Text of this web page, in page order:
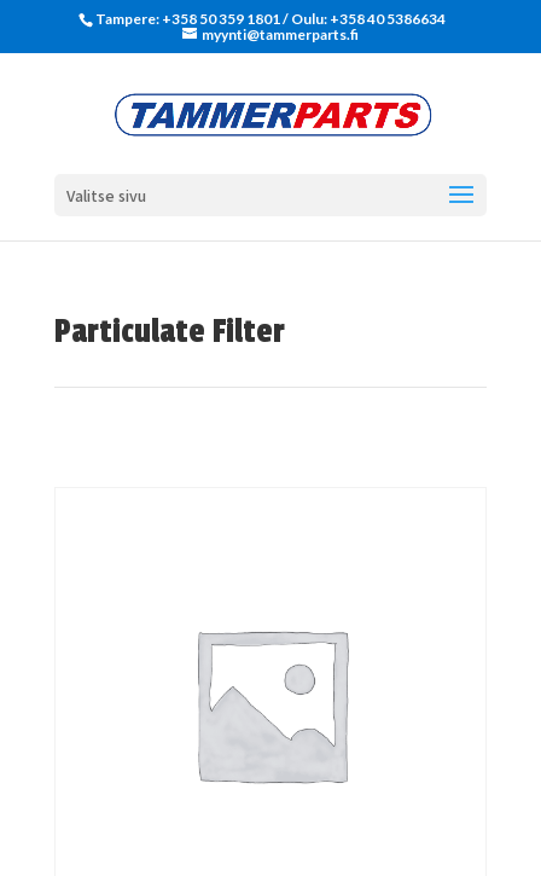
Tampere: +358 50 359 1801‬ / Oulu: +358 40 5386634
myynti@tammerparts.fi
Valitse sivu
Particulate Filter